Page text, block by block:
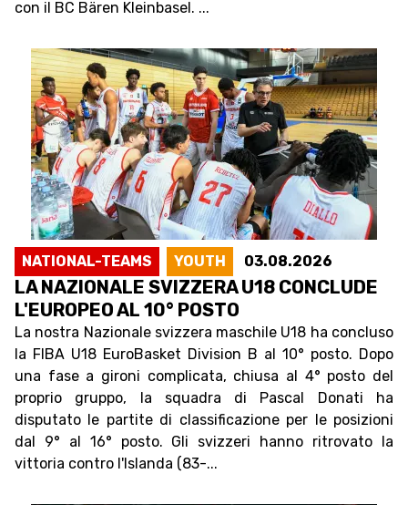
con il BC Bären Kleinbasel. ...
NATIONAL-TEAMS YOUTH 03.08.2026
LA NAZIONALE SVIZZERA U18 CONCLUDE
L'EUROPEO AL 10° POSTO
La nostra Nazionale svizzera maschile U18 ha concluso
la FIBA U18 EuroBasket Division B al 10° posto. Dopo
una fase a gironi complicata, chiusa al 4° posto del
proprio gruppo, la squadra di Pascal Donati ha
disputato le partite di classificazione per le posizioni
dal 9° al 16° posto. Gli svizzeri hanno ritrovato la
vittoria contro l'Islanda (83-...